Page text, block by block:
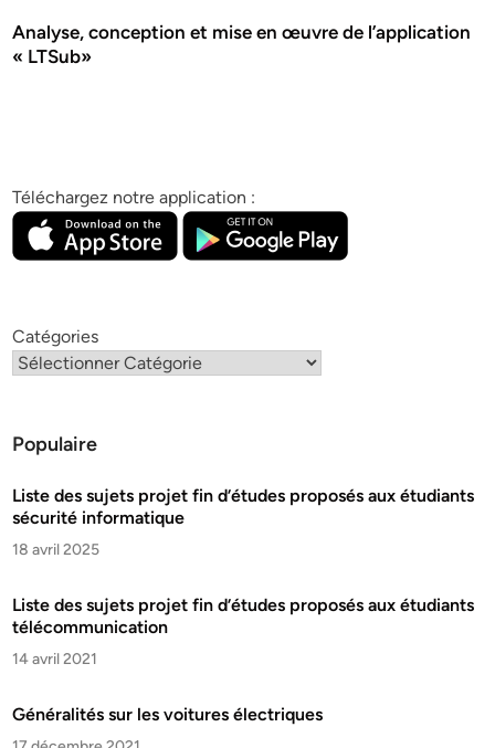
Analyse, conception et mise en œuvre de l’application
« LTSub»
Téléchargez notre application :
Catégories
Populaire
Liste des sujets projet fin d’études proposés aux étudiants
sécurité informatique
18 avril 2025
Liste des sujets projet fin d’études proposés aux étudiants
télécommunication
14 avril 2021
Généralités sur les voitures électriques